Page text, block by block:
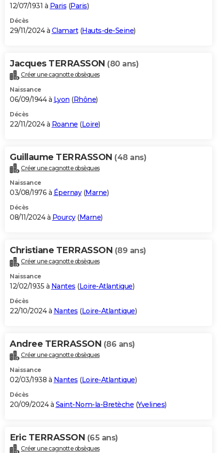
12/07/1931 à Paris (Paris)
Décès
29/11/2024 à Clamart(Hauts-de-Seine)
Jacques TERRASSON (80 ans)
Créer une cagnotte obsèques
Naissance
06/09/1944 à Lyon (Rhône)
Décès
22/11/2024 à Roanne (Loire)
Guillaume TERRASSON (48 ans)
Créer une cagnotte obsèques
Naissance
03/08/1976 à Épernay(Marne)
Décès
08/11/2024 à Pourcy(Marne)
Christiane TERRASSON (89 ans)
Créer une cagnotte obsèques
Naissance
12/02/1935 à Nantes (Loire-Atlantique)
Décès
22/10/2024 à Nantes (Loire-Atlantique)
Andree TERRASSON (86 ans)
Créer une cagnotte obsèques
Naissance
02/03/1938 à Nantes (Loire-Atlantique)
Décès
20/09/2024 à Saint-Nom-la-Bretèche (Yvelines)
Eric TERRASSON (65 ans)
Créer une cagnotte obsèques